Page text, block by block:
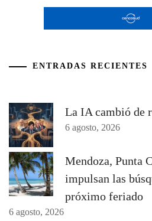
ENTRADAS RECIENTES
La IA cambió de
6 agosto, 2026
Mendoza, Punta
impulsan las
próximo feriado
6 agosto, 2026